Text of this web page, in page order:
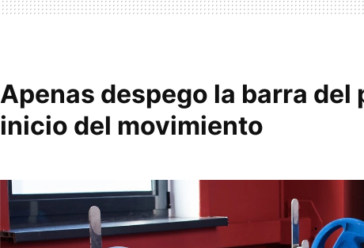
Apenas despego la barra del
inicio del movimiento